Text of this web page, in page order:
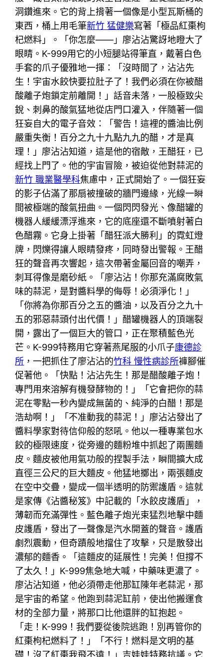
洞鑽進來。它的背上揹著一個像是小型瓦斯桶的
東西，桶上用毛筆新竹 猛健樂寫著「極品紅棗枸
杞燃料」。「你怎麼——」廖沾沾驚訝地瞪大了
眼睛。K-999用它的小短腿站得筆直，戴著白色
手套的爪子優雅地一揮：「沒時間了，沾沾先
生！宇宙水餃快要拉肚子了！我們必須在你被醋
酸離子炮鎖定前離開！」話音未落，一股極致尖
銳、刺鼻的酸氣猛地從店門口灌入，伴隨著一個
狂妄自大的電子音效：「警告！這裡的醬油比例
嚴重失衡！百分之九十九點九九的醋，才是真
理！」廖沾沾知道，這是他的宿敵，王醋狂，已
經找上門了。他的宇宙冒險，被迫從他對蒜泥的
新竹 職業醫學科焦慮中，正式開始了。一個狂妄
的影子佔滿了那扇被撞破的牆門邊緣，光線一瞬
間被極端的酸氣扭曲。一個閃閃發光、像醋罐的
機器人緩緩漂浮進來，它的底座還不斷噴射著白
色醋霧。它身上掛著「醋狂派大勝利」的霓虹燈
牌，閃爍得讓人眼睛發疼，同時發出警報。王醋
狂的聲音再次響起，這次帶著金屬回音的嘲弄，
刺耳得像是磨砂紙。「廖沾沾！你那充滿腐敗氣
味的蒜泥，是對醬料學的侮辱！必須淨化！」
「你將為你那百分之五的醬油，以及百分之九十
五的邪惡蒜頭付出代價！」醋罐機器人的頂端裂
開，露出了一個巨大的管口，正在聚積藍色光
芒。K-999特務用它穿著燕尾服的小爪子康德診
所 ，一把抓住了廖沾沾的竹科 慢性病診所褲腳催
促著他。「快點！沾沾先生！那是醋酸離子炮！
專門用來溶解有機發酵物的！」「它會把你的蒜
泥在零點一秒內變成無菌的、純淨的白醋！那是
浩劫啊！」「不准動我的蒜泥！」廖沾沾發出了
醬料學家對待信仰般的怒吼。他以一種專業包水
餃的極限速度，從旁邊的麵粉堆中抓起了兩團麵
皮。麵皮被他用氣功般的捏製手法，瞬間擴大成
直徑三公尺的巨大麵皮。他猛地擲出，兩張麵皮
在空中交疊，變成一個半透明的防禦護盾。這就
是家傳《沾醬秘笈》中記載的「水餃皮護盾」，
薄韌而充滿彈性。藍色離子炮光束猛烈地擊中麵
皮護盾，發出了一聲像是汽水開蓋的聲音。護盾
劇烈震動，但奇蹟般地擋住了攻擊，只是散發出
濃郁的麵香。「這麵皮的延展性！完美！但撐不
了太久！」K-999焦急地大喊，中藥味更濃了。
廖沾沾知道，他必須帶走他那缸陳年老蒜泥，那
是宇宙的希望。他跑到蒜泥缸前，使出他搬運食
材的全部力量，將那口比他還胖的缸抱起。
「走！K-999！我們要從後院逃跑！別再管你的
紅棗枸杞燃料了！」「不行！燃料是文明的基
礎！沒了紅棗我飛不遠！」吉娃娃特務抗議。它